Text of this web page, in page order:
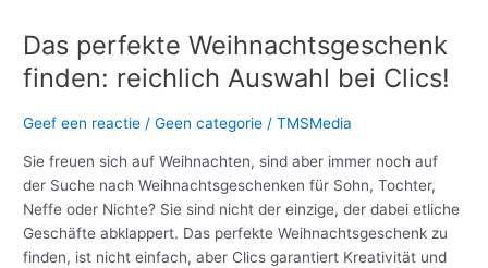
Das perfekte Weihnachtsgeschenk
finden: reichlich Auswahl bei Clics!
Geef een reactie /Geen categorie /TMSMedia
Sie freuen sich auf Weihnachten, sind aber immer noch auf
der Suche nach Weihnachtsgeschenken für Sohn, Tochter,
Neffe oder Nichte? Sie sind nicht der einzige, der dabei etliche
Geschäfte abklappert. Das perfekte Weihnachtsgeschenk zu
finden, ist nicht einfach, aber Clics garantiert Kreativität und